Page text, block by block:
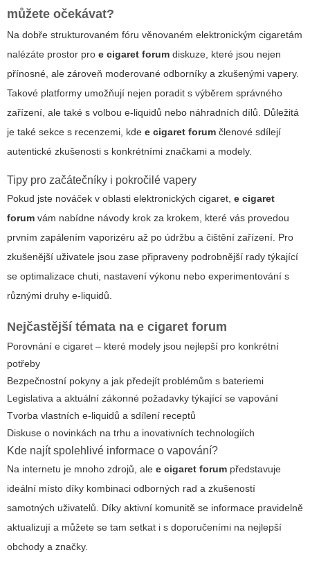
můžete očekávat?
Na dobře strukturovaném fóru věnovaném elektronickým cigaretám
nalézáte prostor pro e cigaret forum diskuze, které jsou nejen
přínosné, ale zároveň moderované odborníky a zkušenými vapery.
Takové platformy umožňují nejen poradit s výběrem správného
zařízení, ale také s volbou e-liquidů nebo náhradních dílů. Důležitá
je také sekce s recenzemi, kde e cigaret forum členové sdílejí
autentické zkušenosti s konkrétními značkami a modely.
Tipy pro začátečníky i pokročilé vapery
Pokud jste nováček v oblasti elektronických cigaret, e cigaret
forum vám nabídne návody krok za krokem, které vás provedou
prvním zapálením vaporizéru až po údržbu a čištění zařízení. Pro
zkušenější uživatele jsou zase připraveny podrobnější rady týkající
se optimalizace chuti, nastavení výkonu nebo experimentování s
různými druhy e-liquidů.
Nejčastější témata na e cigaret forum
Porovnání e cigaret – které modely jsou nejlepší pro konkrétní
potřeby
Bezpečnostní pokyny a jak předejít problémům s bateriemi
Legislativa a aktuální zákonné požadavky týkající se vapování
Tvorba vlastních e-liquidů a sdílení receptů
Diskuse o novinkách na trhu a inovativních technologiích
Kde najít spolehlivé informace o vapování?
Na internetu je mnoho zdrojů, ale e cigaret forum představuje
ideální místo díky kombinaci odborných rad a zkušeností
samotných uživatelů. Díky aktivní komunitě se informace pravidelně
aktualizují a můžete se tam setkat i s doporučeními na nejlepší
obchody a značky.